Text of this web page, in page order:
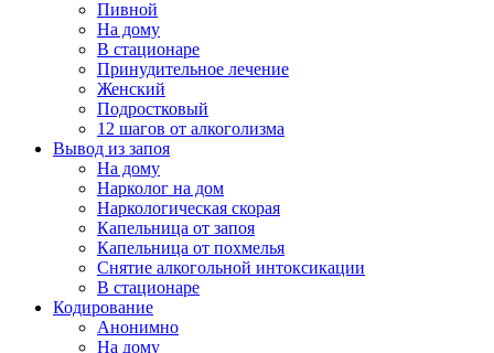
Пивной
На дому
В стационаре
Принудительное лечение
Женский
Подростковый
12 шагов от алкоголизма
Вывод из запоя
На дому
Нарколог на дом
Наркологическая скорая
Капельница от запоя
Капельница от похмелья
Снятие алкогольной интоксикации
В стационаре
Кодирование
Анонимно
На дому